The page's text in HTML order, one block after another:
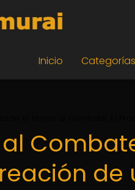
Inicio Categorías
de